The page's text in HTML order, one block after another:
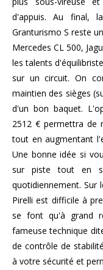
d'appuis. Au final,
Granturismo S reste
Mercedes CL 500,
les talents
sur un circuit. On
maintien des sièges
d'un bon baquet.
2512 € permettra de
tout en augmentant
Une bonne idée si
sur piste tout en
quotidiennement. Sur
Pirelli est difficile à
se font qu'à grand
fameuse technique
de contrôle de
à votre sécurité et